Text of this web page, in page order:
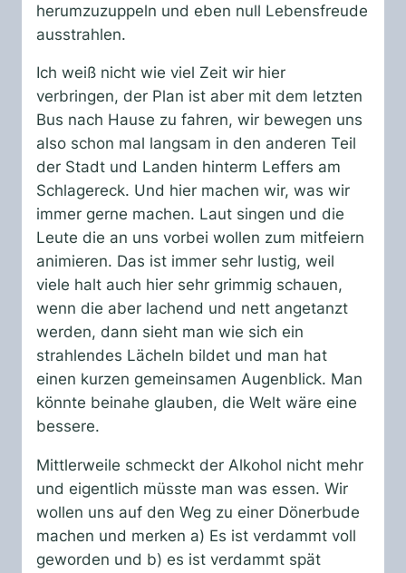
herumzuzuppeln und eben null Lebensfreude
ausstrahlen.
Ich weiß nicht wie viel Zeit wir hier
verbringen, der Plan ist aber mit dem letzten
Bus nach Hause zu fahren, wir bewegen uns
also schon mal langsam in den anderen Teil
der Stadt und Landen hinterm Leffers am
Schlagereck. Und hier machen wir, was wir
immer gerne machen. Laut singen und die
Leute die an uns vorbei wollen zum mitfeiern
animieren. Das ist immer sehr lustig, weil
viele halt auch hier sehr grimmig schauen,
wenn die aber lachend und nett angetanzt
werden, dann sieht man wie sich ein
strahlendes Lächeln bildet und man hat
einen kurzen gemeinsamen Augenblick. Man
könnte beinahe glauben, die Welt wäre eine
bessere.
Mittlerweile schmeckt der Alkohol nicht mehr
und eigentlich müsste man was essen. Wir
wollen uns auf den Weg zu einer Dönerbude
machen und merken a) Es ist verdammt voll
geworden und b) es ist verdammt spät